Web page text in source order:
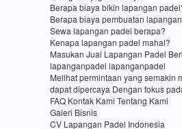
Berapa biaya bikin lapangan
Berapa biaya pembuatan
Sewa lapangan padel berapa?
Kenapa lapangan padel mahal?
Masukan Jual Lapangan Padel
lapanganpadel lapanganpadel
Melihat permintaan yang semakin
dapat dipercaya Dengan fokus
FAQ Kontak Kami Tentang Kami
Galeri Bisnis
CV Lapangan Padel Indonesia